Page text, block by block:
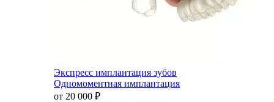
Экспресс имплантация зубов
Одномоментная имплантация
от 20 000 ₽